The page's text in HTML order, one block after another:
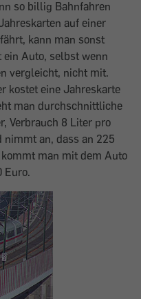
so billig Bahnfahren
auf einer
kann man sonst
Auto, selbst wenn
vergleicht, nicht mit.
kostet eine Jahreskarte
man durchschnittliche
Verbrauch 8 Liter pro
nimmt an, dass an 225
man mit dem Auto
Euro.